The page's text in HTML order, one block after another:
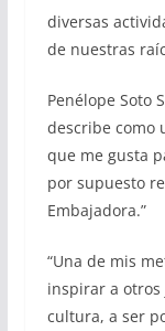
diversas
de nuestras
Penélope Soto
describe como
que me gusta
por supuesto
Embajadora.”
“Una de mis
inspirar a
cultura, a ser